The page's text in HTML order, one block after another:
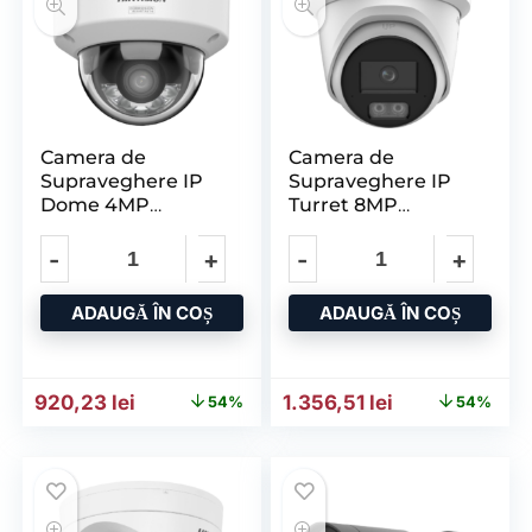
Camera de
Supraveghere IP
Dome 4MP
2CD2147G3-
LIY(2.8MM), Lentila
Fixa
ADAUGĂ ÎN COȘ
Prețul inițial a fost: 1.998,65 lei.
920,23 lei Prețul curent este: 920,23 lei.
54%
Camera de
Supraveghere IP
Turret 8MP
2CD2387G3-
LIY(2.8MM), Lentila
Fixa
ADAUGĂ ÎN COȘ
Prețul inițial a fost:
1.356,51 lei Prețul curent
54%